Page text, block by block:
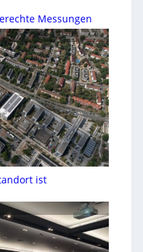
Messungen
ist